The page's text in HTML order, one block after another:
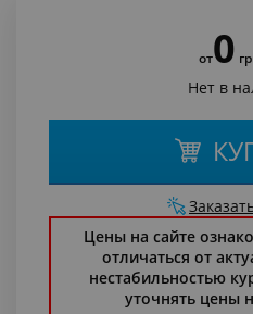
от0
Нет в
Цены на сайте
отличаться от
нестабильностью
уточнять цены